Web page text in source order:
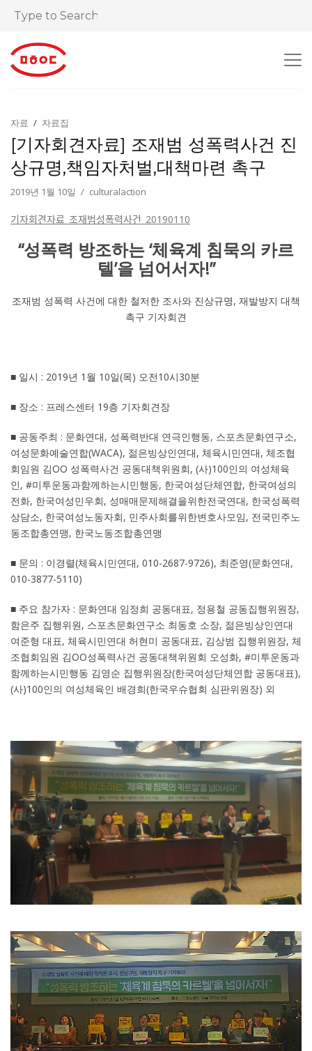
자료 자료집
[기자회견자료] 조재범 성폭력사건 진
상규명,책임자처벌,대책마련 촉구
2019년 1월 10일 culturalaction
기자회견자료_조재범성폭력사건_20190110
“성폭력 방조하는‘체육계 침묵의 카르
텔’을 넘어서자!”
조재범 성폭력 사건에 대한 철저한 조사와 진상규명, 재발방지 대책
촉구 기자회견
■ 일시 : 2019년 1월 10일(목) 오전10시30분
■ 장소 : 프레스센터 19층 기자회견장
■ 공동주최 : 문화연대, 성폭력반대 연극인행동, 스포츠문화연구소,
여성문화예술연합(WACA), 젊은빙상인연대, 체육시민연대, 체조협
회임원 김OO 성폭력사건 공동대책위원회, (사)100인의 여성체육
인, #미투운동과함께하는시민행동, 한국여성단체연합, 한국여성의
전화, 한국여성민우회, 성매매문제해결을위한전국연대, 한국성폭력
상담소, 한국여성노동자회, 민주사회를위한변호사모임, 전국민주노
동조합총연맹, 한국노동조합총연맹
■ 문의 : 이경렬(체육시민연대, 010-2687-9726), 최준영(문화연대,
010-3877-5110)
■ 주요 참가자 : 문화연대 임정희 공동대표, 정용철 공동집행위원장,
함은주 집행위원, 스포츠문화연구소 최동호 소장, 젊은빙상인연대
여준형 대표, 체육시민연대 허현미 공동대표, 김상범 집행위원장, 체
조협회임원 김OO성폭력사건 공동대책위원회 오성화, #미투운동과
함께하는시민행동 김영순 집행위원장(한국여성단체연합 공동대표),
(사)100인의 여성체육인 배경희(한국우슈협회 심판위원장) 외